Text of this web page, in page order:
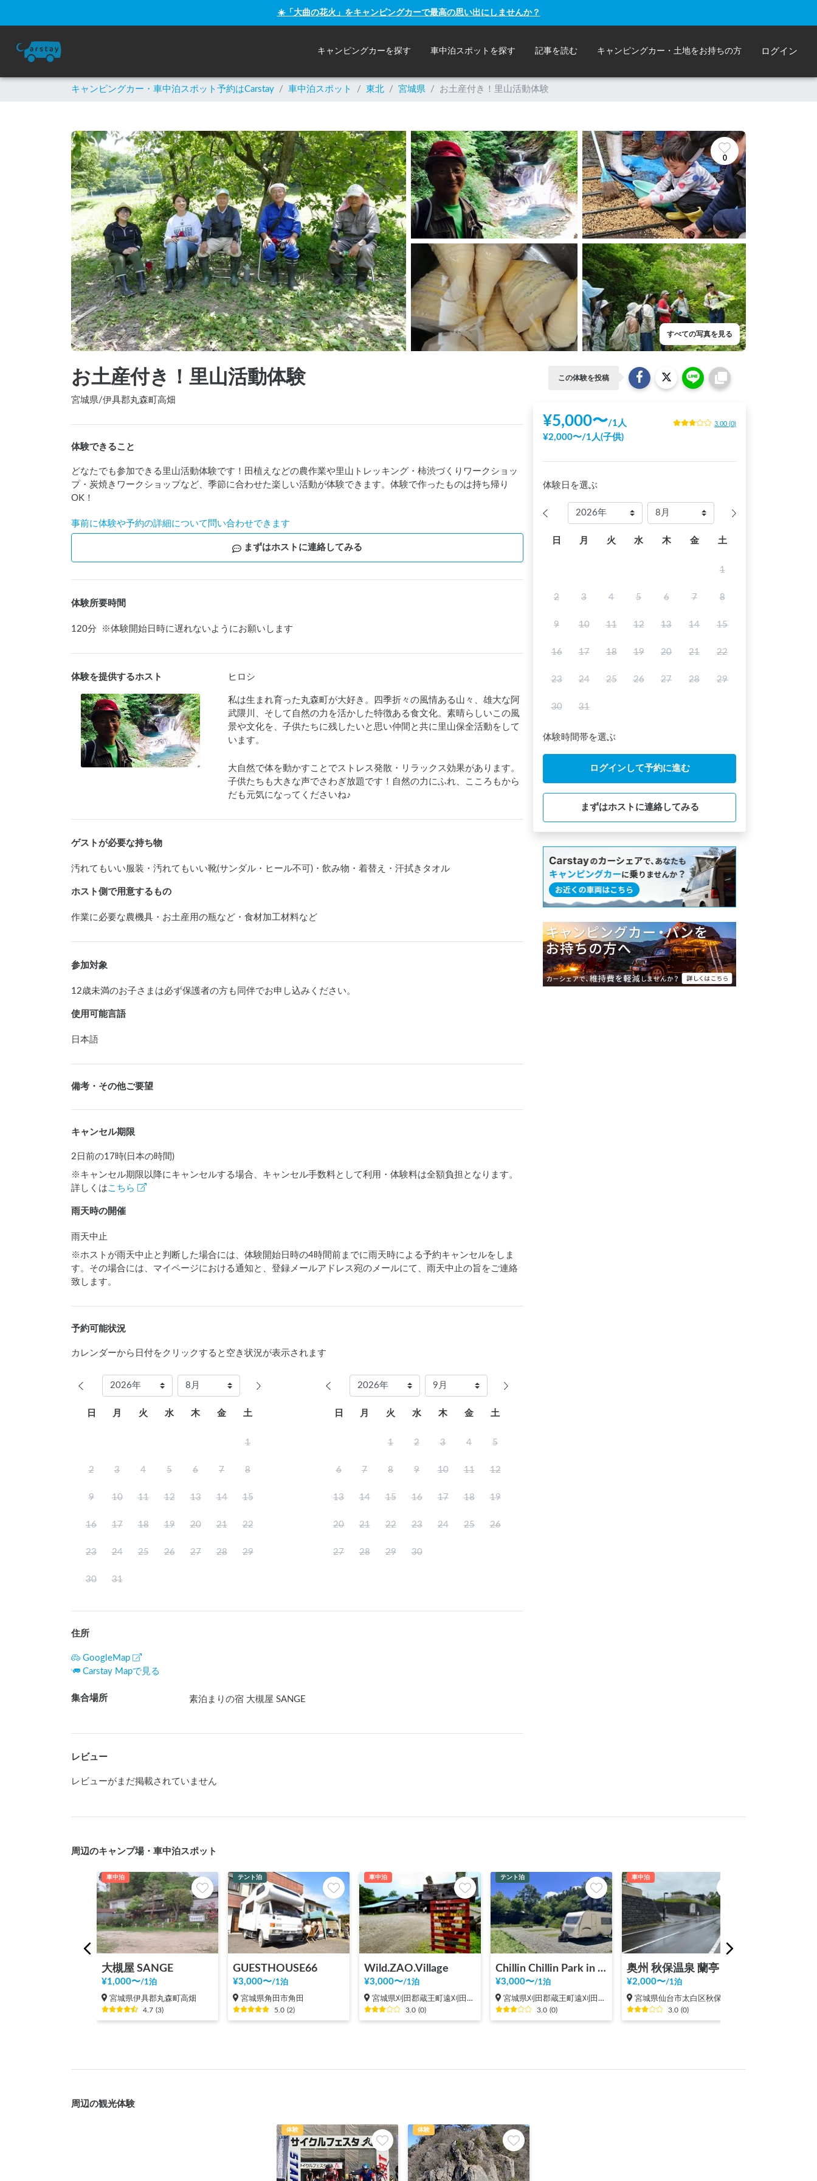
☀️「大曲の花火」をキャンピングカーで最高の思い出にしませんか？
キャンピングカーを探す 車中泊スポットを探す 記事を読む キャンピングカー・土地をお持ちの方 ログイン
キャンピングカー・車中泊スポット予約はCarstay / 車中泊スポット / 東北 / 宮城県 / お土産付き！里山活動体験
0
すべての写真を見る
お土産付き！里山活動体験
宮城県/伊具郡丸森町高畑
体験できること
どなたでも参加できる里山活動体験です！田植えなどの農作業や里山トレッキング・柿渋づくりワークショッ
プ・炭焼きワークショップなど、季節に合わせた楽しい活動が体験できます。体験で作ったものは持ち帰り
OK！
事前に体験や予約の詳細について問い合わせできます
まずはホストに連絡してみる
体験所要時間
120分 ※体験開始日時に遅れないようにお願いします
体験を提供するホスト ヒロシ
私は生まれ育った丸森町が大好き。四季折々の風情ある山々、雄大な阿
武隈川、そして自然の力を活かした特徴ある食文化。素晴らしいこの風
景や文化を、子供たちに残したいと思い仲間と共に里山保全活動をして
います。
大自然で体を動かすことでストレス発散・リラックス効果があります。
子供たちも大きな声でさわぎ放題です！自然の力にふれ、こころもから
だも元気になってくださいね♪
ゲストが必要な持ち物
汚れてもいい服装・汚れてもいい靴(サンダル・ヒール不可)・飲み物・着替え・汗拭きタオル
ホスト側で用意するもの
作業に必要な農機具・お土産用の瓶など・食材加工材料など
参加対象
12歳未満のお子さまは必ず保護者の方も同伴でお申し込みください。
使用可能言語
日本語
備考・その他ご要望
キャンセル期限
2日前の17時(日本の時間)
※キャンセル期限以降にキャンセルする場合、キャンセル手数料として利用・体験料は全額負担となります。
詳しくは こちら
雨天時の開催
雨天中止
※ホストが雨天中止と判断した場合には、体験開始日時の4時間前までに雨天時による予約キャンセルをしま
す。その場合には、マイページにおける通知と、登録メールアドレス宛のメールにて、雨天中止の旨をご連絡
致します。
予約可能状況
カレンダーから日付をクリックすると空き状況が表示されます
日 月 火 水 木 金 土
1
2 3 4 5 6 7 8
9 10 11 12 13 14 15
16 17 18 19 20 21 22
23 24 25 26 27 28 29
30 31
日 月 火 水 木 金 土
1 2 3 4 5
6 7 8 9 10 11 12
13 14 15 16 17 18 19
20 21 22 23 24 25 26
27 28 29 30
住所
GoogleMap
Carstay Mapで見る
集合場所 素泊まりの宿 大槻屋 SANGE
レビュー
レビューがまだ掲載されていません
この体験を投稿
¥5,000〜/1人
¥2,000〜/1人(子供)
3.00 (0)
体験日を選ぶ
日 月 火 水 木 金 土
1
2 3 4 5 6 7 8
9 10 11 12 13 14 15
16 17 18 19 20 21 22
23 24 25 26 27 28 29
30 31
体験時間帯を選ぶ
ログインして予約に進む
まずはホストに連絡してみる
周辺のキャンプ場・車中泊スポット
車中泊
大槻屋 SANGE
¥1,000〜/1泊
宮城県伊具郡丸森町高畑
4.7 (3)
テント泊
GUESTHOUSE66
¥3,000〜/1泊
宮城県角田市角田
5.0 (2)
車中泊
Wild.ZAO.Village
¥3,000〜/1泊
宮城県刈田郡蔵王町遠刈田温泉
3.0 (0)
テント泊
Chillin Chillin Park in ZAO
¥3,000〜/1泊
宮城県刈田郡蔵王町遠刈田温泉
3.0 (0)
車中泊
¥2,000〜/1泊
宮城県仙台市太白区秋保町湯元
3.0 (0)
周辺の観光体験
体験 体験